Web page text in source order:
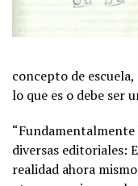
concepto de
lo que es o debe ser
diversas editoriales:
realidad ahora